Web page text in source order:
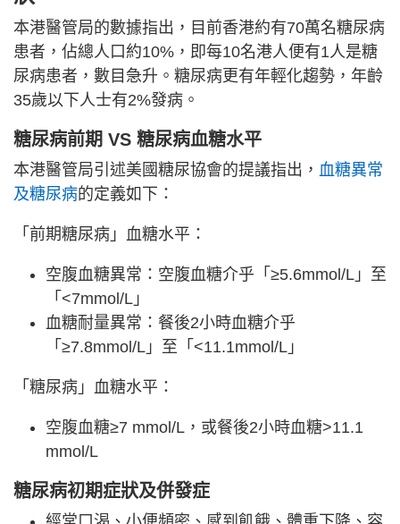
本港醫管局的數據指出，目前香港約有70萬名糖尿病
患者，佔總人口約10%，即每10名港人便有1人是糖
尿病患者，數目急升。糖尿病更有年輕化趨勢，年齡
35歲以下人士有2%發病。
糖尿病前期 VS 糖尿病血糖水平
本港醫管局引述美國糖尿協會的提議指出， 血糖異常
及糖尿病的定義如下：
「前期糖尿病」血糖水平：
空腹血糖異常：空腹血糖介乎「≥5.6mmol/L」至
「<7mmol/L」
血糖耐量異常：餐後2小時血糖介乎
「≥7.8mmol/L」至「<11.1mmol/L」
「糖尿病」血糖水平：
空腹血糖≥7 mmol/L，或餐後2小時血糖>11.1
mmol/L
糖尿病初期症狀及併發症